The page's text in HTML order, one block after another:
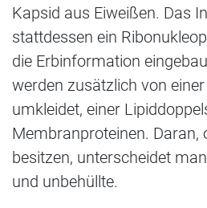
Kapsid aus Eiweißen. Das
stattdessen ein
die Erbinformation
werden zusätzlich von
umkleidet, einer
Membranproteinen. Daran,
besitzen, unterscheidet
und unbehüllte.